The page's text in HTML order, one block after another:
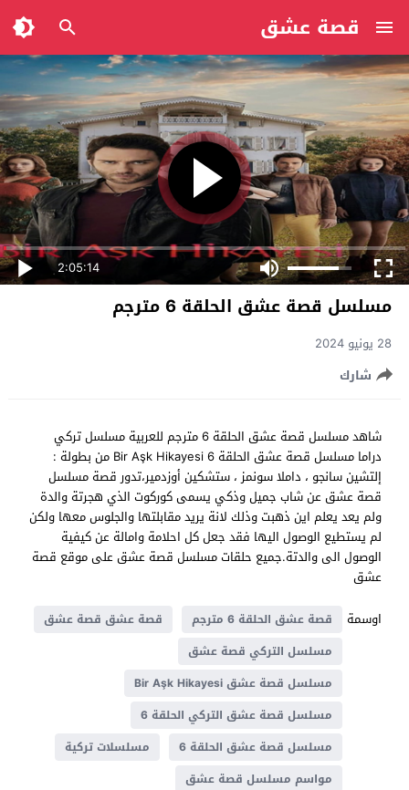
قصة عشق
2:05:14
مسلسل قصة عشق الحلقة 6 مترجم
28 يونيو 2024
شارك
شاهد مسلسل قصة عشق الحلقة 6 مترجم للعربية مسلسل تركي
دراما مسلسل قصة عشق الحلقة 6 Bir Aşk Hikayesi من بطولة :
إلتشين سانجو ، داملا سونمز ، ستشكين أوزدمير،تدور قصة مسلسل
قصة عشق عن شاب جميل وذكي يسمى كوركوت الذي هجرتة والدة
ولم يعد يعلم اين ذهبت وذلك لانة يريد مقابلتها والجلوس معها ولكن
لم يستطيع الوصول اليها فقد جعل كل احلامة وامالة عن كيفية
الوصول الى والدتة.جميع حلقات مسلسل قصة عشق على موقع قصة
عشق
اوسمة
قصة عشق الحلقة 6 مترجم
قصة عشق قصة عشق
مسلسل التركي قصة عشق
مسلسل قصة عشق Bir Aşk Hikayesi
مسلسل قصة عشق التركي الحلقة 6
مسلسل قصة عشق الحلقة 6
مسلسلات تركية
مواسم مسلسل قصة عشق